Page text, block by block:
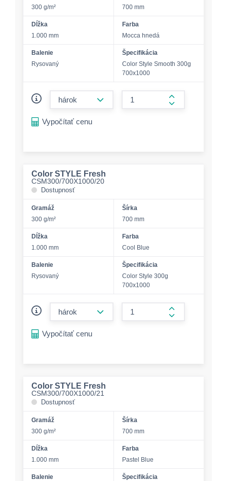
300 g/m²
700 mm
Dĺžka
1.000 mm
Farba
Mocca hnedá
Balenie
Rysovaný
Špecifikácia
Color Style Smooth 300g
700x1000
form.increase-
Vypočítať cenu
Color STYLE Fresh
CSM300/700X1000/20
Dostupnosť
Gramáž
300 g/m²
Šírka
700 mm
Dĺžka
1.000 mm
Farba
Cool Blue
Balenie
Rysovaný
Špecifikácia
Color Style 300g
700x1000
form.increase-
Vypočítať cenu
Color STYLE Fresh
CSM300/700X1000/21
Dostupnosť
Gramáž
300 g/m²
Šírka
700 mm
Dĺžka
1.000 mm
Farba
Pastel Blue
Balenie
Špecifikácia